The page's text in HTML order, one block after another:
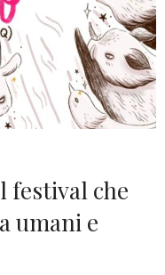
festival che
umani e